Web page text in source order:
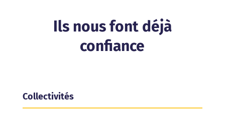
Ils nous font déjà
confiance
Collectivités